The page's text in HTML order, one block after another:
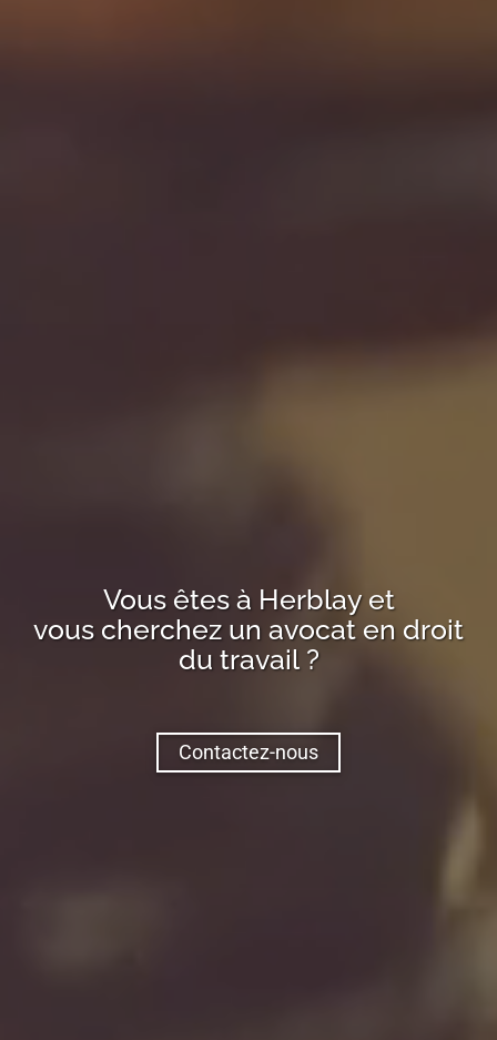
Vous êtes à Herblayet
vous cherchez un avocat en droit
du travail ?
Contactez-nous